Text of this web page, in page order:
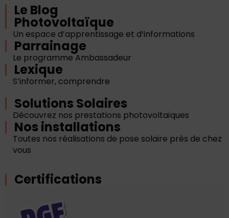
Le Blog
Photovoltaïque
Un espace d’apprentissage et d’informations
Parrainage
Le programme Ambassadeur
Lexique
S’informer, comprendre
Solutions Solaires
Découvrez nos prestations photovoltaïques
Nos installations
Toutes nos réalisations de pose solaire près de chez
vous
Certifications